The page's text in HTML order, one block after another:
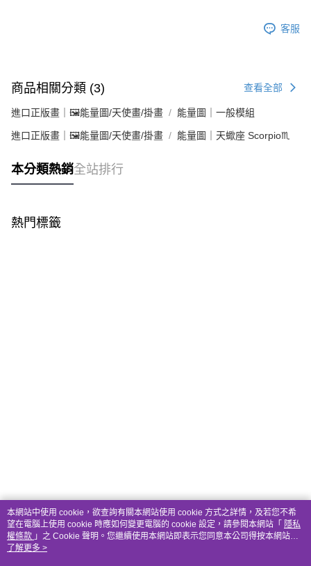
客服
商品相關分類 (3) 查看全部
進口正版畫｜🖼️能量圖/天使畫/掛畫 能量圖｜一般模組
進口正版畫｜🖼️能量圖/天使畫/掛畫 能量圖｜天蠍座 Scorpio♏
本分類熱銷全站排行
熱門標籤
本網站中使用 cookie，欲查詢有關本網站使用 cookie 方式之詳情，及若您不希
望在電腦上使用 cookie 時應如何變更電腦的 cookie 設定，請參閱本網站「 隱私
權條款 」之 Cookie 聲明。您繼續使用本網站即表示您同意本公司得按本網站使
用條款之 Cookie 聲明使用 cookie。
了解更多 >